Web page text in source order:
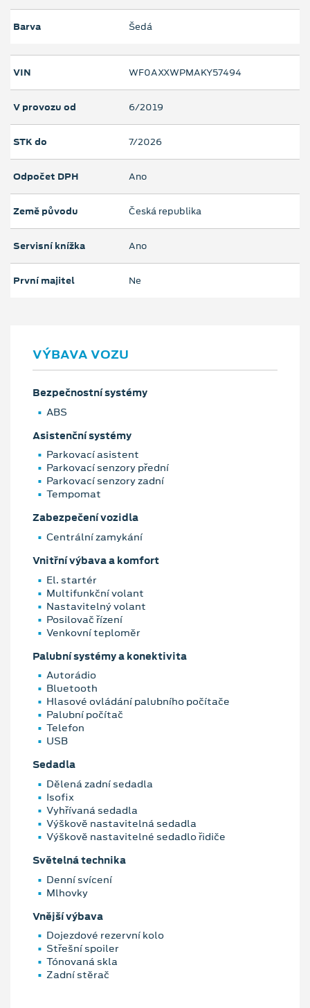
Barva Šedá
VIN WF0AXXWPMAKY57494
V provozu od 6/2019
STK do 7/2026
Odpočet DPH Ano
Země původu Česká republika
Servisní knížka Ano
První majitel Ne
VÝBAVA VOZU
Bezpečnostní systémy
ABS
Asistenční systémy
Parkovací asistent
Parkovací senzory přední
Parkovací senzory zadní
Tempomat
Zabezpečení vozidla
Centrální zamykání
Vnitřní výbava a komfort
El. startér
Multifunkční volant
Nastavitelný volant
Posilovač řízení
Venkovní teploměr
Palubní systémy a konektivita
Autorádio
Bluetooth
Hlasové ovládání palubního počítače
Palubní počítač
Telefon
USB
Sedadla
Dělená zadní sedadla
Isofix
Vyhřívaná sedadla
Výškově nastavitelná sedadla
Výškově nastavitelné sedadlo řidiče
Světelná technika
Denní svícení
Mlhovky
Vnější výbava
Dojezdové rezervní kolo
Střešní spoiler
Tónovaná skla
Zadní stěrač